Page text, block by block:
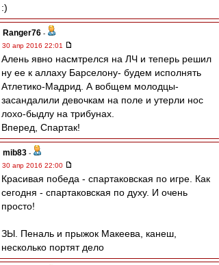
:)
Ranger76 -
30 апр 2016 22:01
Алень явно насмтрелся на ЛЧ и теперь решил
ну ее к аллаху Барселону- будем исполнять
Атлетико-Мадрид. А вобщем молодцы-
засандалили девочкам на поле и утерли нос
лохо-быдлу на трибунах.
Вперед, Спартак!
mib83 -
30 апр 2016 22:00
Красивая победа - спартаковская по игре. Как
сегодня - спартаковская по духу. И очень
просто!
ЗЫ. Пеналь и прыжок Макеева, канеш,
несколько портят дело